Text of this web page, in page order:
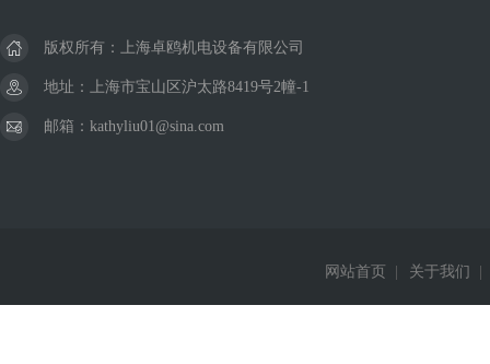
版权所有：上海卓鸥机电设备有限公司
地址：上海市宝山区沪太路8419号2幢-1
邮箱：kathyliu01@sina.com
网站首页 关于我们